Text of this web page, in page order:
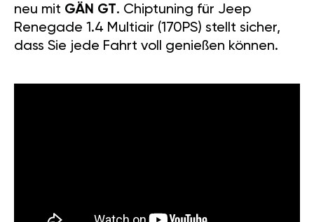
neu mit GÄN GT. Chiptuning für Jeep
Renegade 1.4 Multiair (170PS) stellt sicher,
dass Sie jede Fahrt voll genießen können.